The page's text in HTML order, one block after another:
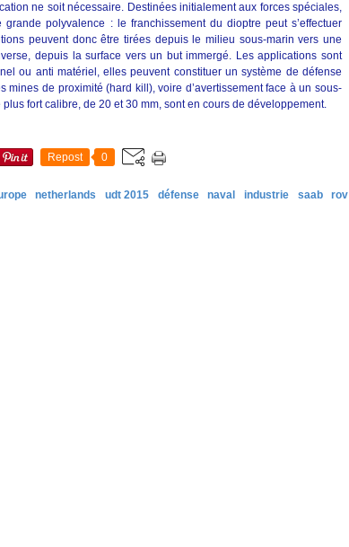
ne soit nécessaire. Destinées initialement aux forces spéciales,
grande polyvalence : le franchissement du dioptre peut s’effectuer
peuvent donc être tirées depuis le milieu sous-marin vers une
depuis la surface vers un but immergé. Les applications sont
ou anti matériel, elles peuvent constituer un système de défense
mines de proximité (hard kill), voire d’avertissement face à un sous-
fort calibre, de 20 et 30 mm, sont en cours de développement.
Repost 0
netherlands udt 2015 défense naval industrie saab
rov